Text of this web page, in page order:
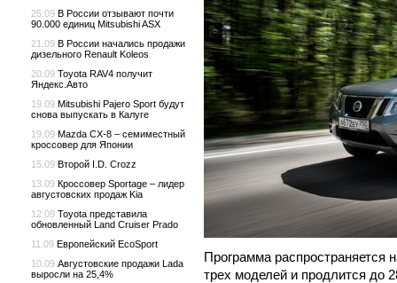
Программа распространяется
трех моделей и продлится до
25.09 В России отзывают почти
90.000 единиц Mitsubishi ASX
21.09 В России начались продажи
дизельного Renault Koleos
20.09 Toyota RAV4 получит
Яндекс.Авто
19.09 Mitsubishi Pajero Sport будут
снова выпускать в Калуге
19.09 Mazda CX-8 – семиместный
кроссовер для Японии
15.09 Второй I.D. Crozz
13.09 Кроссовер Sportage – лидер
августовских продаж Kia
12.09 Toyota представила
обновленный Land Cruiser Prado
11.09 Европейский EcoSport
10.09 Августовские продажи Lada
выросли на 25,4%